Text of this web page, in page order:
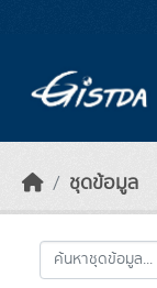
ชุดข้อมูล